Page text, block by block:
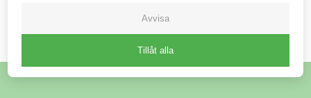
Avvisa
Tillåt alla